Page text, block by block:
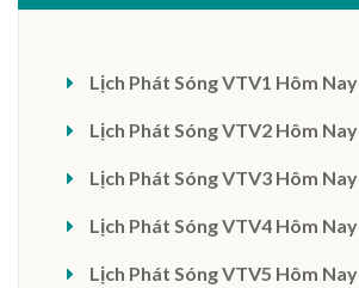
Lịch Phát Sóng VTV1 Hôm Nay
Lịch Phát Sóng VTV2 Hôm Nay
Lịch Phát Sóng VTV3 Hôm Nay
Lịch Phát Sóng VTV4 Hôm Nay
Lịch Phát Sóng VTV5 Hôm Nay